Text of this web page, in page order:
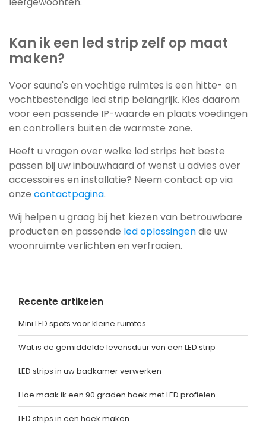
Kan ik een led strip zelf op maat
maken?
Voor sauna's en vochtige ruimtes is een hitte- en
vochtbestendige led strip belangrijk. Kies daarom
voor een passende IP-waarde en plaats voedingen
en controllers buiten de warmste zone.
Heeft u vragen over welke led strips het beste
passen bij uw inbouwhaard of wenst u advies over
accessoires en installatie? Neem contact op via
onze contactpagina.
Wij helpen u graag bij het kiezen van betrouwbare
producten en passende led oplossingendie uw
woonruimte verlichten en verfraaien.
Recente artikelen
Mini LED spots voor kleine ruimtes
Wat is de gemiddelde levensduur van een LED strip
LED strips in uw badkamer verwerken
Hoe maak ik een 90 graden hoek met LED profielen
LED strips in een hoek maken